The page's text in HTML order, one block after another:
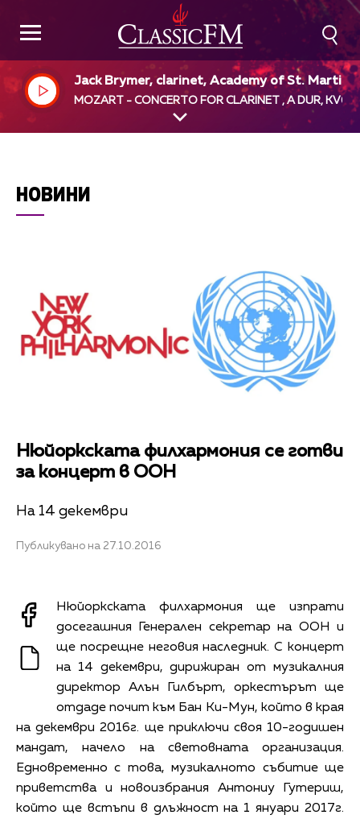
Jack Brymer, clarinet, Academy of St. Martin
the Fields, Neville Marriner, dir
MOZART - CONCERTO FOR CLARINET , A DUR,
НОВИНИ
Нюйоркската филхармония се готви
за концерт в ООН
На 14 декември
Публикувано на 27.10.2016
Нюйоркската филхармония ще изпрати
досегашния Генерален секретар на ООН и
ще посрещне неговия наследник. С концерт
на 14 декември, дирижиран от музикалния
директор Алън Гилбърт, оркестърът ще
отдаде почит към Бан Ки-Мун, който в края
на декември 2016г. ще приключи своя 10-годишен
мандат, начело на световната организация.
Едновременно с това, музикалното събитие ще
приветства и новоизбрания Антониу Гутериш,
който ще встъпи в длъжност на 1 януари 2017г.